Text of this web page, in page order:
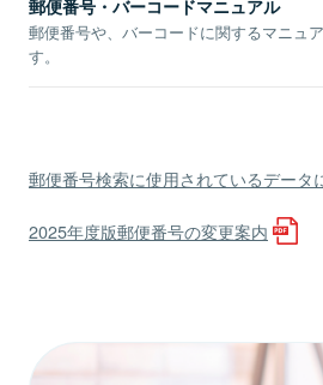
郵便番号・バーコードマニュアル
郵便番号や、バーコードに関するマニュ
す。
郵便番号検索に使用されているデータ
2025年度版郵便番号の変更案内